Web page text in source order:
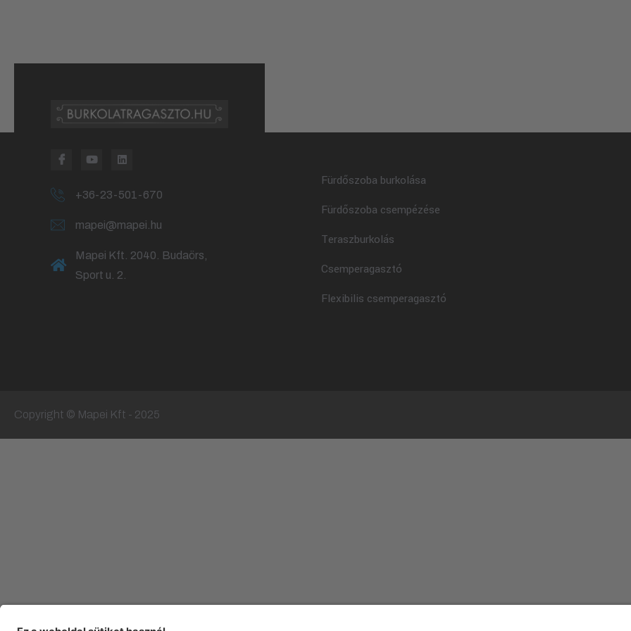
+36-23-501-670
mapei@mapei.hu
Mapei Kft. 2040. Budaörs,
Sport u. 2.
Fürdőszoba burkolása
Fürdőszoba csempézése
Teraszburkolás
Csemperagasztó
Flexibilis csemperagasztó
Copyright © Mapei Kft - 2025